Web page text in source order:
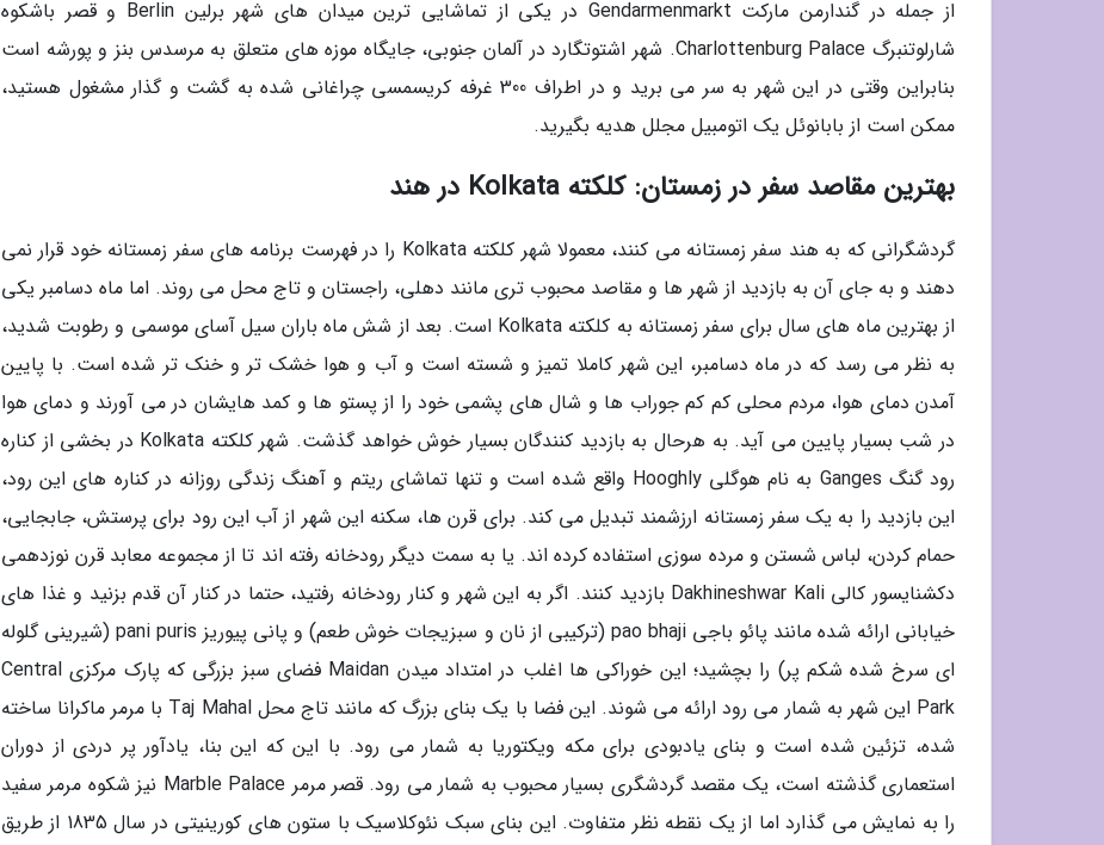
از جمله در گندارمن مارکت Gendarmenmarkt در یکی از تماشایی ترین میدان های شهر برلین Berlin و قصر باشکوه
شارلوتنبرگ Charlottenburg Palace. شهر اشتوتگارد در آلمان جنوبی، جایگاه موزه های متعلق به مرسدس بنز و پورشه است
بنابراین وقتی در این شهر به سر می برید و در اطراف 300 غرفه کریسمسی چراغانی شده به گشت و گذار مشغول هستید،
ممکن است از بابانوئل یک اتومبیل مجلل هدیه بگیرید.
بهترین مقاصد سفر در زمستان: کلکته Kolkata در هند
گردشگرانی که به هند سفر زمستانه می کنند، معمولا شهر کلکته Kolkata را در فهرست برنامه های سفر زمستانه خود قرار نمی
دهند و به جای آن به بازدید از شهر ها و مقاصد محبوب تری مانند دهلی، راجستان و تاج محل می روند. اما ماه دسامبر یکی
از بهترین ماه های سال برای سفر زمستانه به کلکته Kolkata است. بعد از شش ماه باران سیل آسای موسمی و رطوبت شدید،
به نظر می رسد که در ماه دسامبر، این شهر کاملا تمیز و شسته است و آب و هوا خشک تر و خنک تر شده است. با پایین
آمدن دمای هوا، مردم محلی کم کم جوراب ها و شال های پشمی خود را از پستو ها و کمد هایشان در می آورند و دمای هوا
در شب بسیار پایین می آید. به هرحال به بازدید کنندگان بسیار خوش خواهد گذشت. شهر کلکته Kolkata در بخشی از کناره
رود گنگ Ganges به نام هوگلی Hooghly واقع شده است و تنها تماشای ریتم و آهنگ زندگی روزانه در کناره های این رود،
این بازدید را به یک سفر زمستانه ارزشمند تبدیل می کند. برای قرن ها، سکنه این شهر از آب این رود برای پرستش، جابجایی،
حمام کردن، لباس شستن و مرده سوزی استفاده کرده اند. یا به سمت دیگر رودخانه رفته اند تا از مجموعه معابد قرن نوزدهمی
دکشنایسور کالی Dakhineshwar Kali بازدید کنند. اگر به این شهر و کنار رودخانه رفتید، حتما در کنار آن قدم بزنید و غذا های
خیابانی ارائه شده مانند پائو باجی pao bhaji (ترکیبی از نان و سبزیجات خوش طعم) و پانی پیوریز pani puris (شیرینی گلوله
ای سرخ شده شکم پر) را بچشید؛ این خوراکی ها اغلب در امتداد میدن Maidan فضای سبز بزرگی که پارک مرکزی Central
Park این شهر به شمار می رود ارائه می شوند. این فضا با یک بنای بزرگ که مانند تاج محل Taj Mahal با مرمر ماکرانا ساخته
شده، تزئین شده است و بنای یادبودی برای مکه ویکتوریا به شمار می رود. با این که این بنا، یادآور پر دردی از دوران
استعماری گذشته است، یک مقصد گردشگری بسیار محبوب به شمار می رود. قصر مرمر Marble Palace نیز شکوه مرمر سفید
را به نمایش می گذارد اما از یک نقطه نظر متفاوت. این بنای سبک نئوکلاسیک با ستون های کورینیتی در سال 1835 از طریق